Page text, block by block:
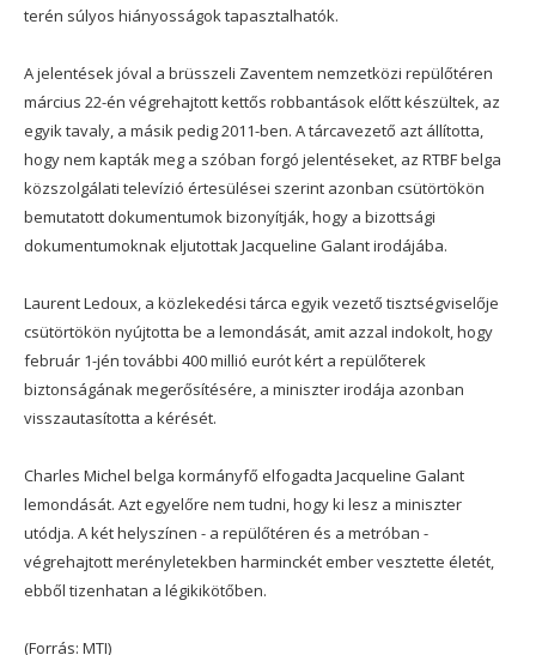
terén súlyos hiányosságok tapasztalhatók.
A jelentések jóval a brüsszeli Zaventem nemzetközi repülőtéren
március 22-én végrehajtott kettős robbantások előtt készültek, az
egyik tavaly, a másik pedig 2011-ben. A tárcavezető azt állította,
hogy nem kapták meg a szóban forgó jelentéseket, az RTBF belga
közszolgálati televízió értesülései szerint azonban csütörtökön
bemutatott dokumentumok bizonyítják, hogy a bizottsági
dokumentumoknak eljutottak Jacqueline Galant irodájába.
Laurent Ledoux, a közlekedési tárca egyik vezető tisztségviselője
csütörtökön nyújtotta be a lemondását, amit azzal indokolt, hogy
február 1-jén további 400 millió eurót kért a repülőterek
biztonságának megerősítésére, a miniszter irodája azonban
visszautasította a kérését.
Charles Michel belga kormányfő elfogadta Jacqueline Galant
lemondását. Azt egyelőre nem tudni, hogy ki lesz a miniszter
utódja. A két helyszínen - a repülőtéren és a metróban -
végrehajtott merényletekben harminckét ember vesztette életét,
ebből tizenhatan a légikikötőben.
(Forrás: MTI)